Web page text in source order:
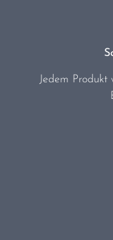
Jedem